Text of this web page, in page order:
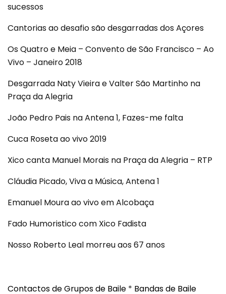
sucessos
Cantorias ao desafio são desgarradas dos Açores
Os Quatro e Meia – Convento de São Francisco – Ao
Vivo – Janeiro 2018
Desgarrada Naty Vieira e Valter São Martinho na
Praça da Alegria
João Pedro Pais na Antena 1, Fazes-me falta
Cuca Roseta ao vivo 2019
Xico canta Manuel Morais na Praça da Alegria – RTP
Cláudia Picado, Viva a Música, Antena 1
Emanuel Moura ao vivo em Alcobaça
Fado Humoristico com Xico Fadista
Nosso Roberto Leal morreu aos 67 anos
Contactos de Grupos de Baile * Bandas de Baile